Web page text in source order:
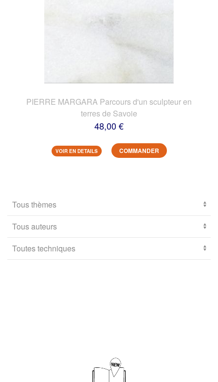
PIERRE MARGARA Parcours d'un sculpteur en
terres de Savoie
48,00 €
VOIR EN DETAILS COMMANDER